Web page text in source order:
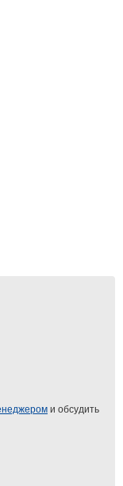
и обсудить